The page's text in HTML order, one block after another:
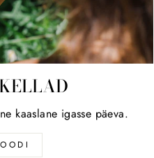
kaaslane igasse päeva.